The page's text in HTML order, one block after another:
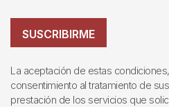
SUSCRIBIRME
La aceptación de estas
consentimiento al tratamiento de
prestación de los servicios que